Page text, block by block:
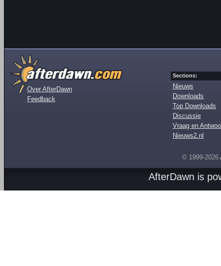
Over AfterDawn
Feedback
Sections:
Nieuws
Downloads
Top Downloads
Discussie
Vraag en
Nieuws2.nl
© 1999-2026
AfterDawn is